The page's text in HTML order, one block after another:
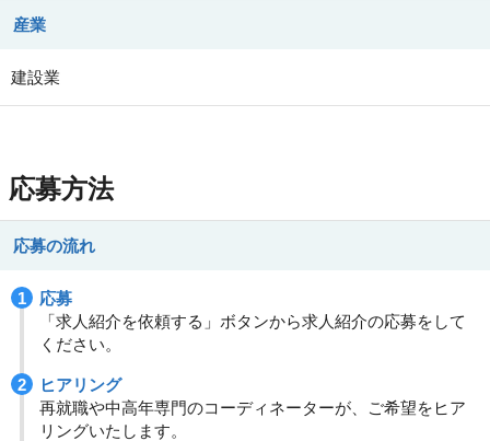
産業
建設業
応募方法
応募の流れ
応募
「求人紹介を依頼する」ボタンから求人紹介の応募をして
ください。
ヒアリング
再就職や中高年専門のコーディネーターが、ご希望をヒア
リングいたします。